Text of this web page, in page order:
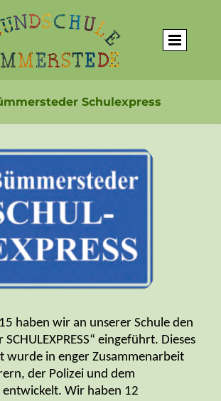
Schulexpress
haben wir an unserer Schule den
eingeführt. Dieses
wurde in enger Zusammenarbeit
der Polizei und dem
entwickelt. Wir haben 12